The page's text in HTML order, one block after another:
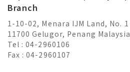
Branch
1-10-02, Menara IJM Land, No.
11700 Gelugor, Penang Malaysia
Tel : 04-2960106
Fax : 04-2960107